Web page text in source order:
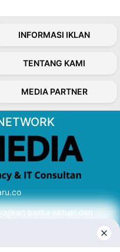
INFORMASI IKLAN
TENTANG KAMI
MEDIA PARTNER
berita aktual dan
sumber yang tepat.